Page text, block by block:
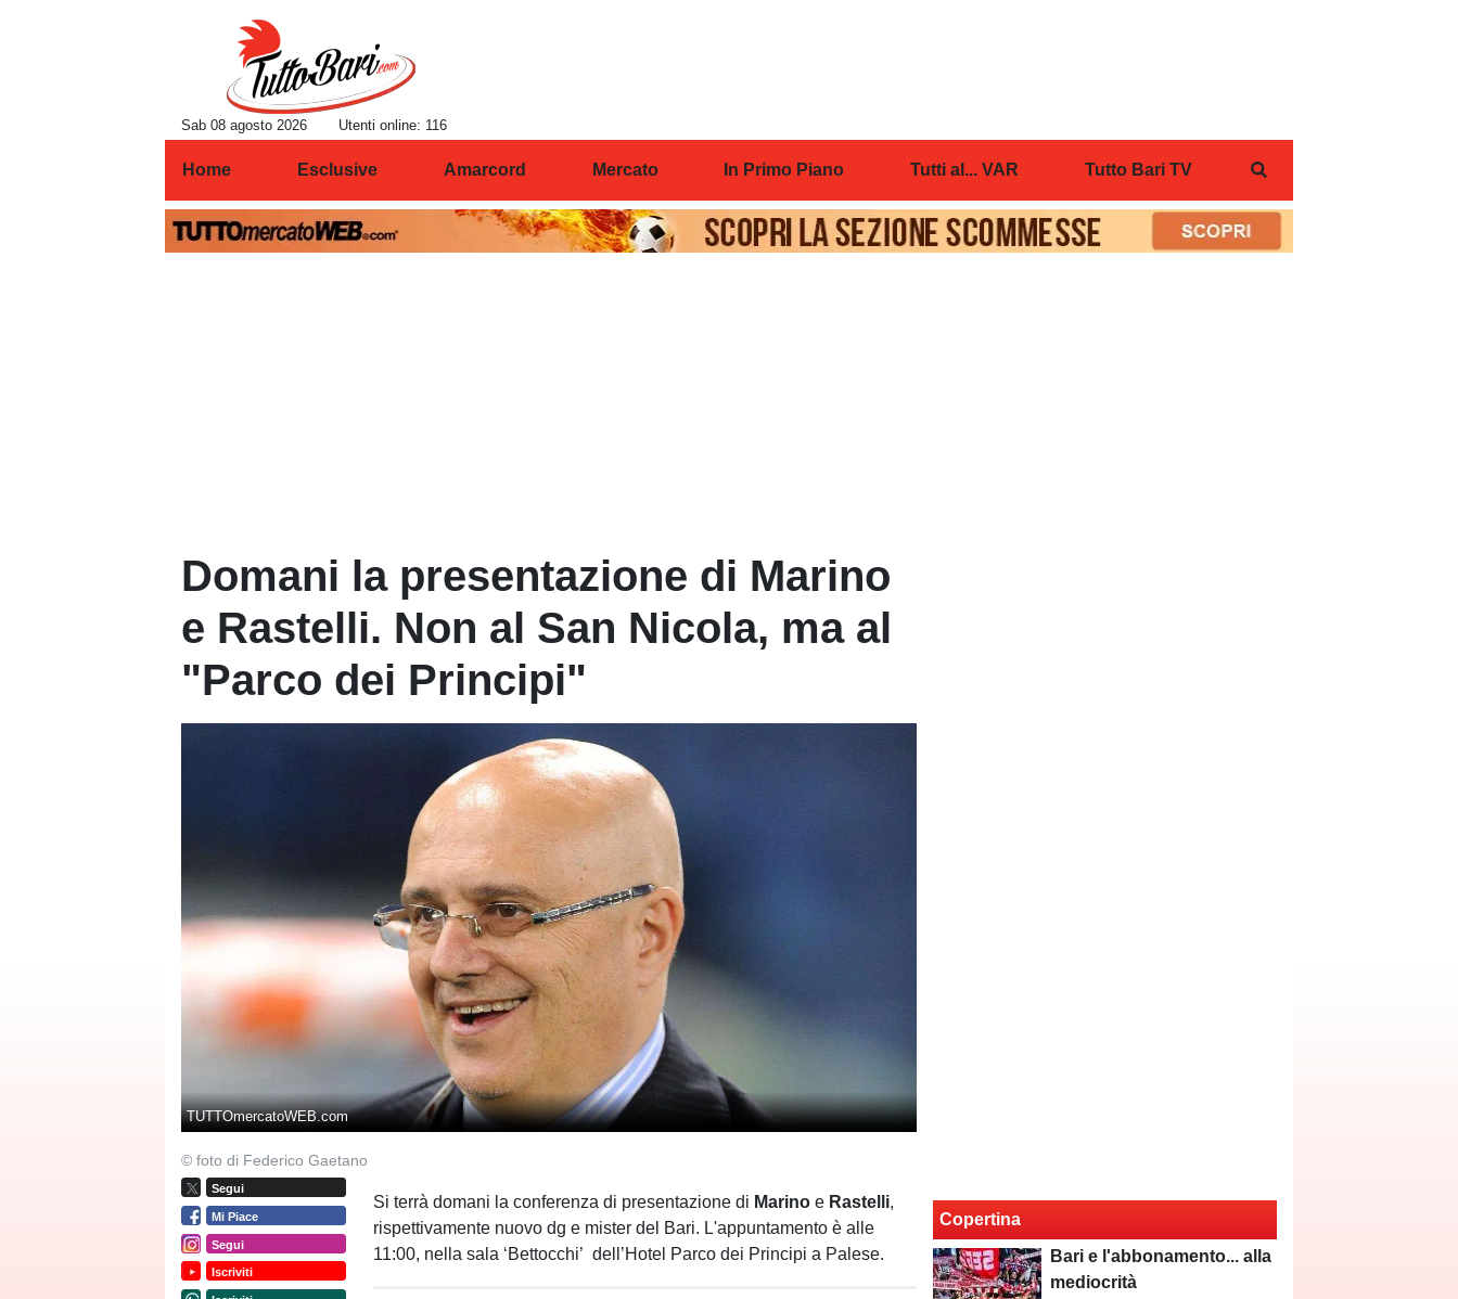
Sab 08 agosto 2026 Utenti online: 116
Home Esclusive Amarcord Mercato In Primo Piano Tutti al... VAR Tutto Bari TV
Domani la presentazione di Marino
e Rastelli. Non al San Nicola, ma al
"Parco dei Principi"
TUTTOmercatoWEB.com
© foto di Federico Gaetano
Segui
Mi Piace
Segui
Iscriviti
Si terrà domani la conferenza di presentazione di Marinoe Rastelli,
rispettivamente nuovo dg e mister del Bari. L'appuntamento è alle
11:00, nella sala ‘Bettocchi’ dell’Hotel Parco dei Principi a Palese.
Copertina
Bari e l'abbonamento... alla
mediocrità